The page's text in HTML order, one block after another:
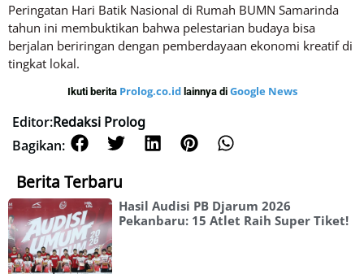
Peringatan Hari Batik Nasional di Rumah BUMN Samarinda
tahun ini membuktikan bahwa pelestarian budaya bisa
berjalan beriringan dengan pemberdayaan ekonomi kreatif di
tingkat lokal.
Ikuti berita Prolog.co.id lainnya di Google News
Editor:Redaksi Prolog
Bagikan:
Berita Terbaru
Hasil Audisi PB Djarum 2026
Pekanbaru: 15 Atlet Raih Super Tiket!